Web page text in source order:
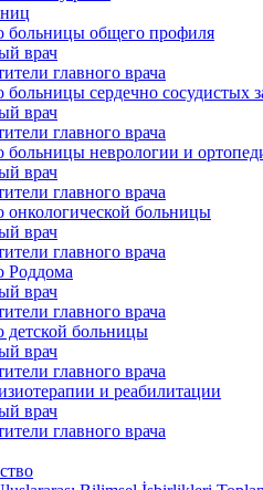
больницы общего профиля
врач
главного врача
больницы сердечно сосудистых
врач
главного врача
больницы неврологии и
врач
главного врача
онкологической больницы
врач
главного врача
Роддома
врач
главного врача
детской больницы
врач
главного врача
и реабилитации
врач
главного врача